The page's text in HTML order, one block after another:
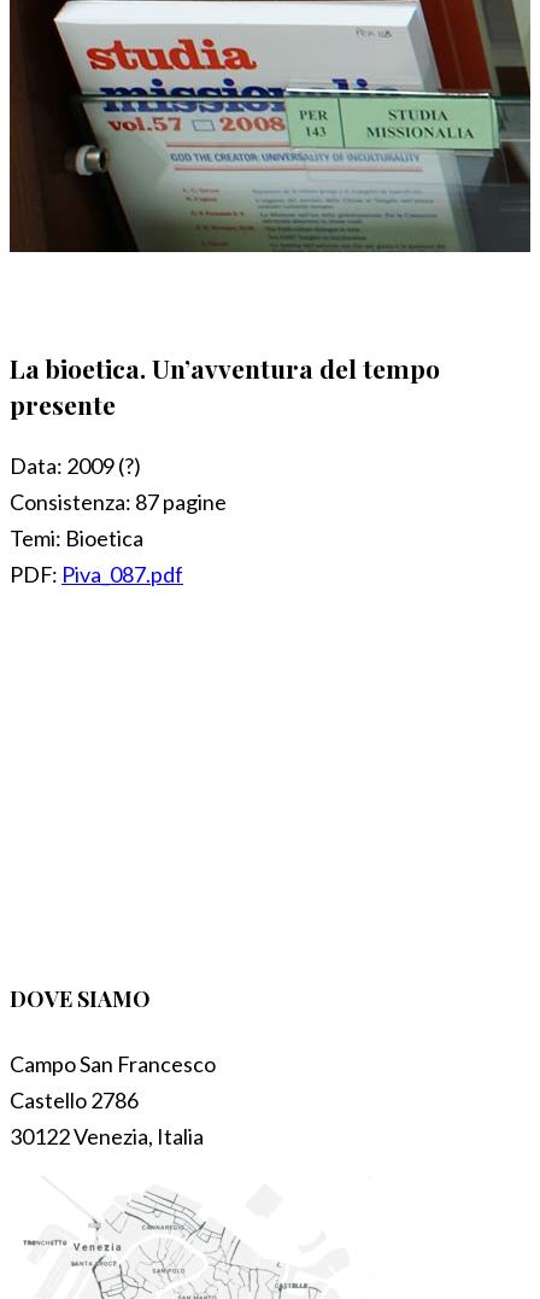
La bioetica. Un’avventura del tempo
presente
Data: 2009 (?)
Consistenza: 87 pagine
Temi: Bioetica
PDF: Piva_087.pdf
DOVE SIAMO
Campo San Francesco
Castello 2786
30122 Venezia, Italia